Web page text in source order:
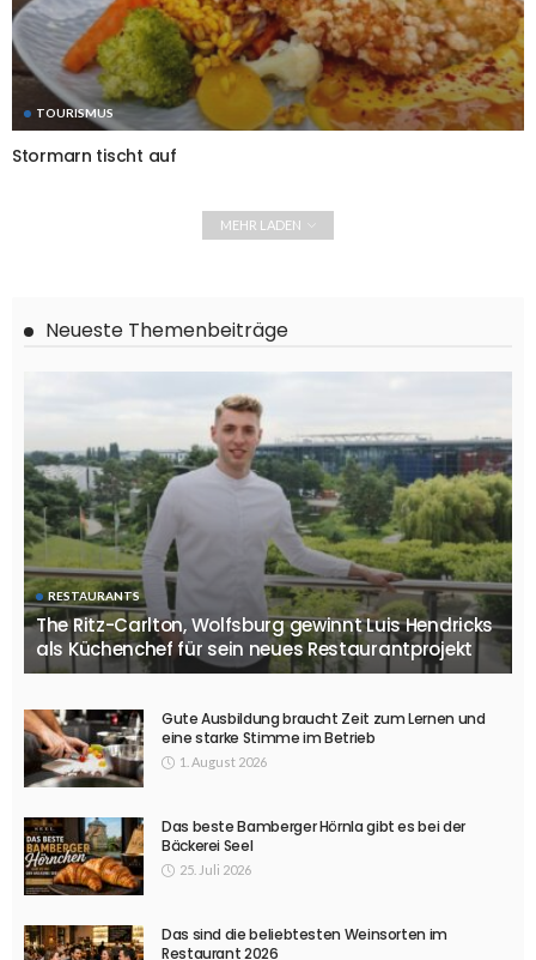
TOURISMUS
Stormarn tischt auf
MEHR LADEN
Neueste Themenbeiträge
RESTAURANTS
The Ritz-Carlton, Wolfsburg gewinnt Luis Hendricks
als Küchenchef für sein neues Restaurantprojekt
Gute Ausbildung braucht Zeit zum Lernen und
eine starke Stimme im Betrieb
1. August 2026
Das beste Bamberger Hörnla gibt es bei der
Bäckerei Seel
25. Juli 2026
Das sind die beliebtesten Weinsorten im
Restaurant 2026